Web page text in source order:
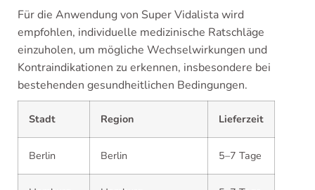
Für die Anwendung von Super Vidalista wird
empfohlen, individuelle medizinische Ratschläge
einzuholen, um mögliche Wechselwirkungen und
Kontraindikationen zu erkennen, insbesondere bei
bestehenden gesundheitlichen Bedingungen.
Stadt Region Lieferzeit
Berlin Berlin 5–7 Tage